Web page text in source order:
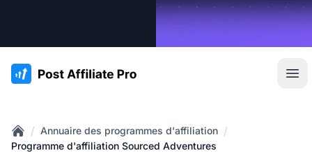
:site.title
Home
/ Annuaire des programmes d'affiliation /
Programme d'affiliation Sourced Adventures